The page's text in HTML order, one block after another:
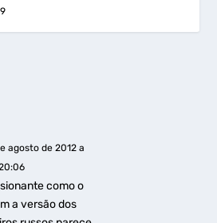
agosto de 2012 a
como o
a versão dos